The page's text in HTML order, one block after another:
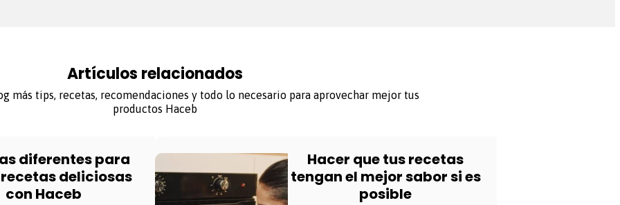
Artículos relacionados
más tips, recetas, recomendaciones y todo lo necesario para aprovechar mejor tus
productos Haceb
diferentes para
deliciosas
con Haceb
Hacer que tus recetas
tengan el mejor sabor si es
posible